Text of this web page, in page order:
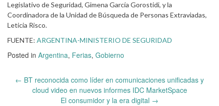
Legislativo de Seguridad, Gimena García Gorostidi, y la
Coordinadora de la Unidad de Búsqueda de Personas Extraviadas,
Leticia Risco.
FUENTE: ARGENTINA-MINISTERIO DE SEGURIDAD
Posted in Argentina, Ferias, Gobierno
Post
navigation
← BT reconocida como líder en comunicaciones unificadas y
cloud video en nuevos informes IDC MarketSpace
El consumidor y la era digital →